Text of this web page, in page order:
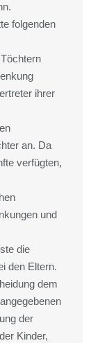
folgenden
ihrer
an. Da
verfügten,
und
die
den Eltern.
dem
der
Kinder,